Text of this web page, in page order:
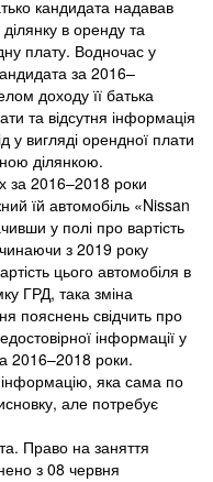
кандидата надавав
в оренду та
плату. Водночас у
за 2016–
доходу її батька
та відсутня інформація
вигляді орендної плати
ділянкою.
за 2016–2018 роки
їй автомобіль «Nissan
у полі про вартість
з 2019 року
цього автомобіля в
ГРД, така зміна
пояснень свідчить про
інформації у
2016–2018 роки.
яка сама по
але потребує
Право на заняття
з 08 червня